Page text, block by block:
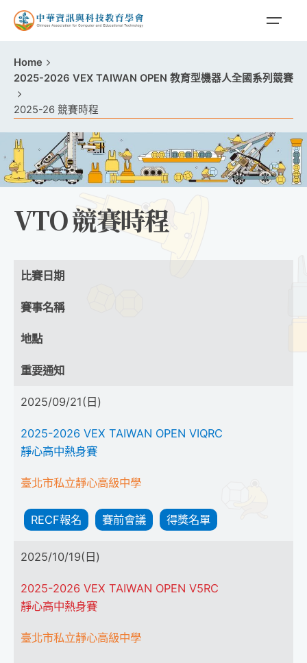
Home
2025-2026 VEX TAIWAN OPEN 教育型機器人全國系列競賽
2025-26 競賽時程
VTO 競賽時程
比賽日期
賽事名稱
地點
重要通知
2025/09/21(日)
2025-2026 VEX TAIWAN OPEN VIQRC
靜心高中熱身賽
臺北市私立靜心高級中學
RECF報名 賽前會議 得獎名單
2025/10/19(日)
2025-2026 VEX TAIWAN OPEN V5RC
靜心高中熱身賽
臺北市私立靜心高級中學